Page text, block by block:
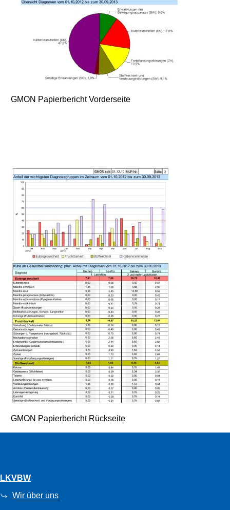
GMON Papierbericht Vorderseite
GMON Papierbericht Rückseite
LKVBW
Wir über uns